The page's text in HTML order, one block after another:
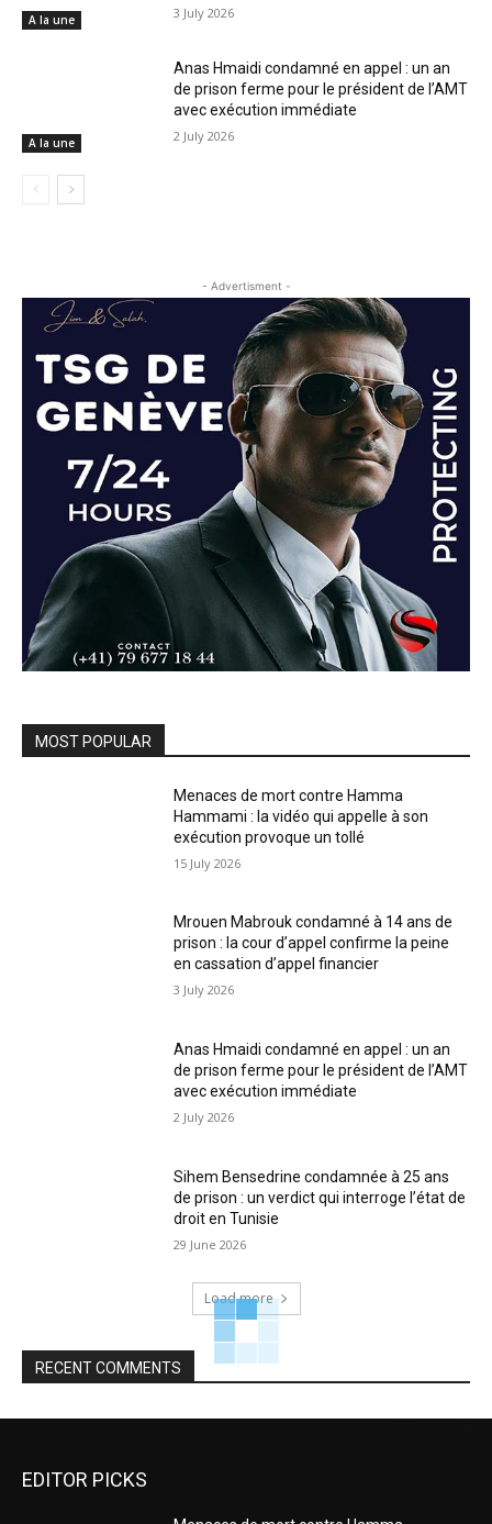
A la une 3 July 2026
A la une
Anas Hmaidi condamné en appel : un an
de prison ferme pour le président de l’AMT
avec exécution immédiate
2 July 2026
- Advertisment -
MOST POPULAR
Menaces de mort contre Hamma
Hammami : la vidéo qui appelle à son
exécution provoque un tollé
15 July 2026
Mrouen Mabrouk condamné à 14 ans de
prison : la cour d’appel confirme la peine
en cassation d’appel financier
3 July 2026
Anas Hmaidi condamné en appel : un an
de prison ferme pour le président de l’AMT
avec exécution immédiate
2 July 2026
Sihem Bensedrine condamnée à 25 ans
de prison : un verdict qui interroge l’état de
droit en Tunisie
29 June 2026
Load more
RECENT COMMENTS
EDITOR PICKS